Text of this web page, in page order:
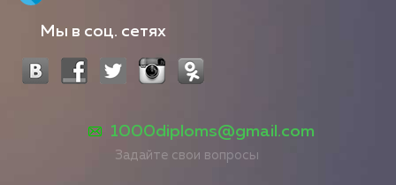
Мы в соц. сетях
1000diploms@gmail.com
Задайте свои вопросы